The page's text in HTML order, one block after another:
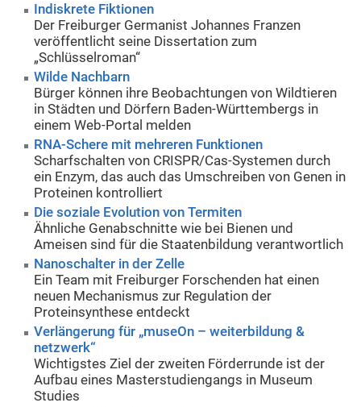
Indiskrete Fiktionen
Der Freiburger Germanist Johannes Franzen
veröffentlicht seine Dissertation zum
„Schlüsselroman“
Wilde Nachbarn
Bürger können ihre Beobachtungen von Wildtieren
in Städten und Dörfern Baden-Württembergs in
einem Web-Portal melden
RNA-Schere mit mehreren Funktionen
Scharfschalten von CRISPR/Cas-Systemen durch
ein Enzym, das auch das Umschreiben von Genen in
Proteinen kontrolliert
Die soziale Evolution von Termiten
Ähnliche Genabschnitte wie bei Bienen und
Ameisen sind für die Staatenbildung verantwortlich
Nanoschalter in der Zelle
Ein Team mit Freiburger Forschenden hat einen
neuen Mechanismus zur Regulation der
Proteinsynthese entdeckt
Verlängerung für „museOn – weiterbildung &
netzwerk“
Wichtigstes Ziel der zweiten Förderrunde ist der
Aufbau eines Masterstudiengangs in Museum
Studies